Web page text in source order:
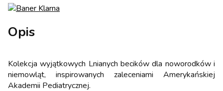
Opis
Kolekcja wyjątkowych Lnianych becików dla noworodków i
niemowląt, inspirowanych zaleceniami Amerykańskiej
Akademii Pediatrycznej.